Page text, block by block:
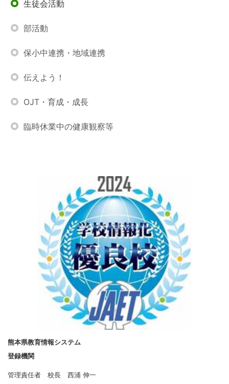
生徒会活動
部活動
保小中連携・地域連携
伝えよう！
OJT・育成・成長
臨時休業中の健康観察等
熊本県教育情報システム
登録機関
管理責任者 校長 西浦 伸一